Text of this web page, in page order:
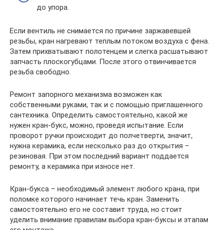
до упора.
Если вентиль не снимается по причине заржавевшей
резьбы, кран нагревают теплым потоком воздуха с фена.
Затем прихватывают полотенцем и слегка расшатывают
запчасть плоскогубцами. После этого отвинчивается
резьба свободно.
Ремонт запорного механизма возможен как
собственными руками, так и с помощью приглашенного
сантехника. Определить самостоятельно, какой же
нужен кран-букс, можно, проведя испытание. Если
проворот ручки происходит до полчетверти, значит,
нужна керамика, если несколько раз до открытия –
резиновая. При этом последний вариант поддается
ремонту, а керамика при износе нет.
Кран-букса – необходимый элемент любого крана, при
поломке которого начинает течь кран. Заменить
самостоятельно его не составит труда, но стоит
уделить внимание правилам выбора кран-буксы и этапам